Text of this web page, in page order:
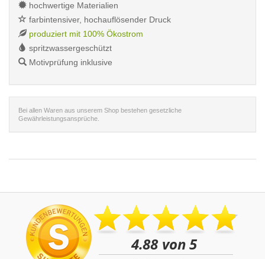
hochwertige Materialien
farbintensiver, hochauflösender Druck
produziert mit 100% Ökostrom
spritzwassergeschützt
Motivprüfung inklusive
Bei allen Waren aus unserem Shop bestehen gesetzliche
Gewährleistungsansprüche.